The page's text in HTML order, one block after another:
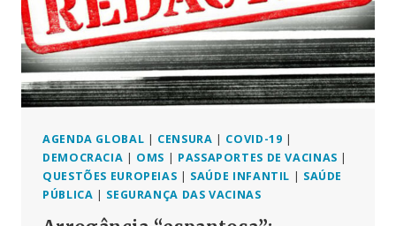
AGENDA GLOBAL | CENSURA | COVID-19 |
DEMOCRACIA | OMS | PASSAPORTES DE VACINAS |
QUESTÕES EUROPEIAS | SAÚDE INFANTIL | SAÚDE
PÚBLICA | SEGURANÇA DAS VACINAS